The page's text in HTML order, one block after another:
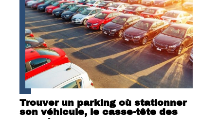
Trouver un parking où stationner
son véhicule, le casse-tête des
voyageurs